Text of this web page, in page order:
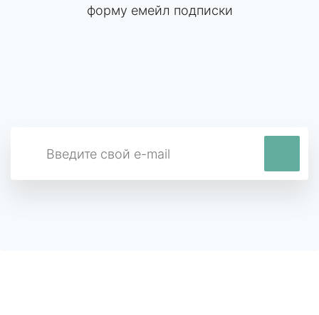
форму емейл подписки